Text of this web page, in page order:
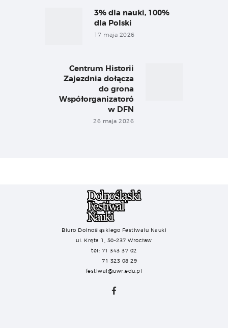
Previous
post:
3% dla nauki, 100%
dla Polski
17 maja 2026
Centrum Historii
Zajezdnia dołącza
do grona
Współorganizatoró
w DFN
26 maja 2026
Biuro Dolnośląskiego Festiwalu Nauki
ul. Kręta 1, 50-237 Wrocław
tel: 71 343 37 02
71 323 08 29
festiwal@uwr.edu.pl